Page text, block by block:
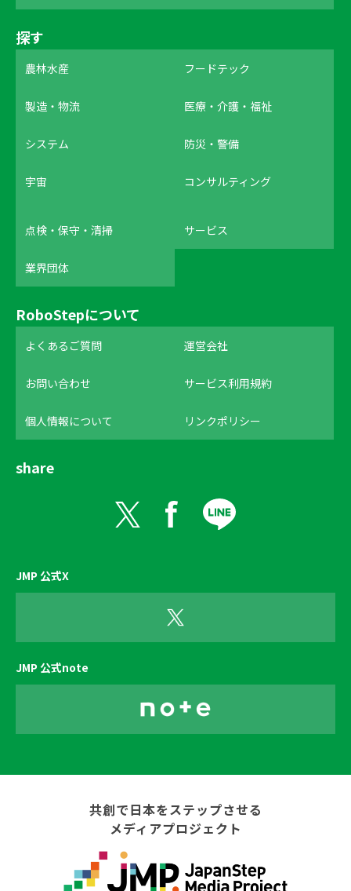
探す
農林水産 フードテック
製造・物流 医療・介護・福祉
システム 防災・警備
宇宙 コンサルティング
点検・保守・清掃 サービス
業界団体
RoboStepについて
よくあるご質問 運営会社
お問い合わせ サービス利用規約
個人情報について リンクポリシー
share
JMP 公式X
JMP 公式note
共創で日本をステップさせる
メディアプロジェクト